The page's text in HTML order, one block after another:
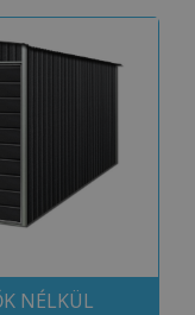
NÉLKÜL